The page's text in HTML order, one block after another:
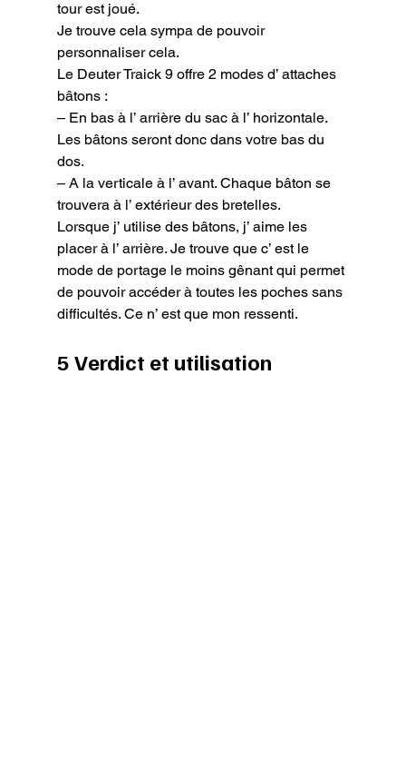
tour est joué.
Je trouve cela sympa de pouvoir
personnaliser cela.
Le Deuter Traick 9 offre 2 modes d’ attaches
bâtons :
– En bas à l’ arrière du sac à l’ horizontale.
Les bâtons seront donc dans votre bas du
dos.
– A la verticale à l’ avant. Chaque bâton se
trouvera à l’ extérieur des bretelles.
Lorsque j’ utilise des bâtons, j’ aime les
placer à l’ arrière. Je trouve que c’ est le
mode de portage le moins gênant qui permet
de pouvoir accéder à toutes les poches sans
difficultés. Ce n’ est que mon ressenti.
5 Verdict et utilisation